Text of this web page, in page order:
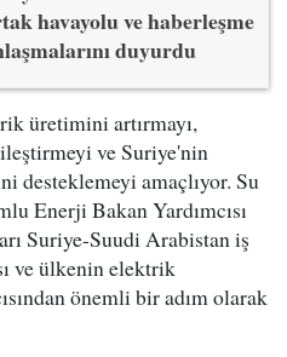
havayolu ve haberleşme
duyurdu
üretimini artırmayı,
ve Suriye'nin
desteklemeyi amaçlıyor. Su
Enerji Bakan Yardımcısı
Suriye-Suudi Arabistan iş
ve ülkenin elektrik
önemli bir adım olarak